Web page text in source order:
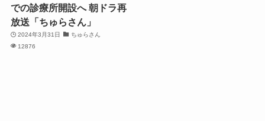
での診療所開設へ 朝ドラ再
放送「ちゅらさん」
2024年3月31日
ちゅらさん
12876